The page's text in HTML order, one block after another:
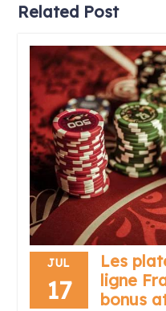
Related Post
JUL
17
Les
ligne
bonus